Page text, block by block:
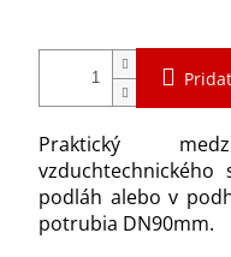
Praktický
podláh alebo v
potrubia DN90mm.